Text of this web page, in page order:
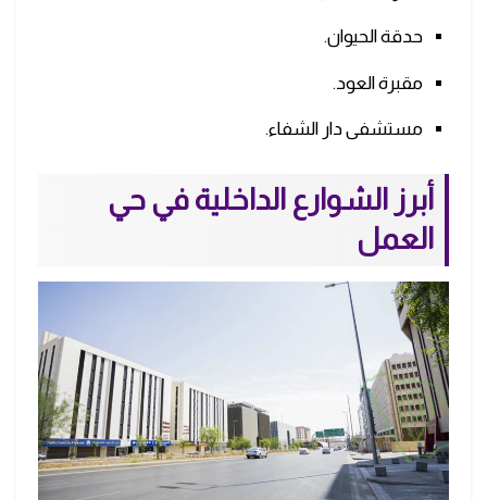
حدقة الحيوان.
مقبرة العود.
مستشفى دار الشفاء.
أبرز الشوارع الداخلية في حي
العمل